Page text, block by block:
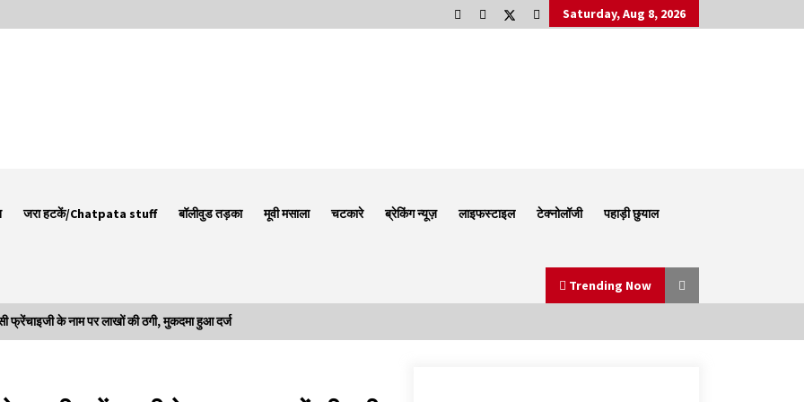
Saturday, Aug 8, 2026
जरा हटकें/Chatpata stuff बॉलीवुड तड़का मूवी मसाला चटकारे ब्रेकिंग न्यूज़ लाइफस्टाइल टेक्नोलॉजी पहाड़ी छुयाल
Trending Now
के नाम पर लाखों की ठगी, मुकदमा हुआ दर्ज